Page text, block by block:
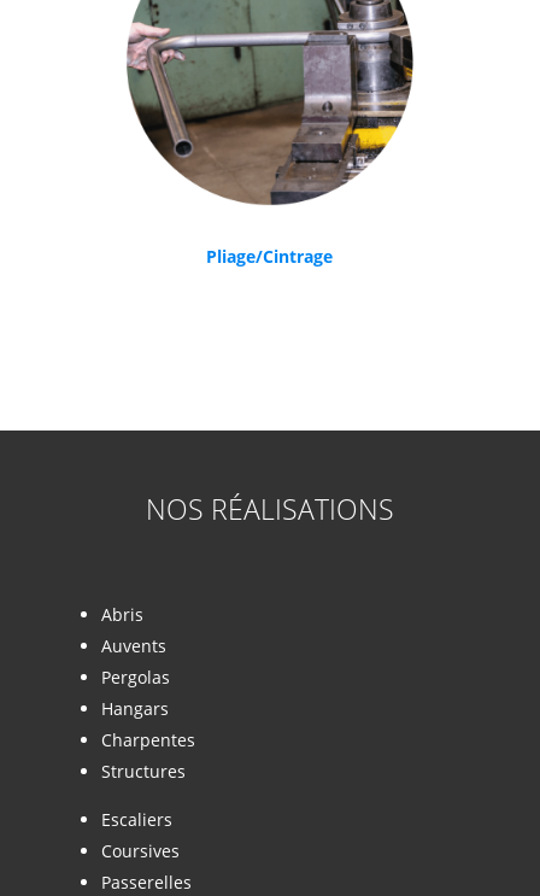
Pliage/Cintrage
NOS RÉALISATIONS
Abris
Auvents
Pergolas
Hangars
Charpentes
Structures
Escaliers
Coursives
Passerelles